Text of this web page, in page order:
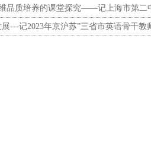
品质培养的课堂探究——记上海市第二
---记2023年京沪苏”三省市英语骨干教